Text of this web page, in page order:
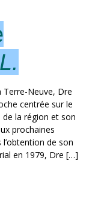
Neuve, Dre
centrée sur le
la région et son
prochaines
de son
en 1979, Dre […]